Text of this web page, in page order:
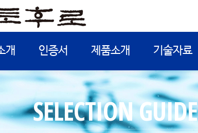
개 인증서 제품소개 기술자료
SELECTION GUIDE